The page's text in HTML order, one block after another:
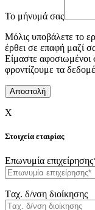
To μήνυμά σας
Μόλις υποβάλετε το
έρθει σε επαφή μαζί
Είμαστε αφοσιωμένοι
φροντίζουμε τα
X
Στοιχεία εταιρίας
Επωνυμία
Tαχ. δ/νση διοίκησης